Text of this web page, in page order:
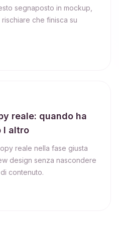
segnaposto in mockup,
che finisca su
reale: quando ha
l altro
reale nella fase giusta
design senza nascondere
contenuto.